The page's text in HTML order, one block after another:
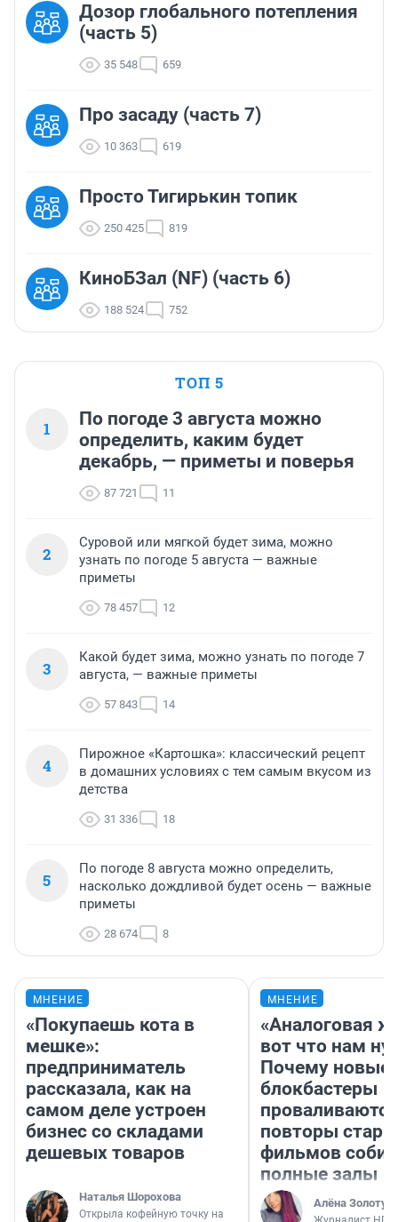
Дозор глобального потепления
(часть 5)
35 548 659
Про засаду (часть 7)
10 363 619
Просто Тигирькин топик
250 425 819
КиноБЗал (NF) (часть 6)
188 524 752
ТОП 5
1
По погоде 3 августа можно
определить, каким будет
декабрь, — приметы и поверья
87 721 11
2
Суровой или мягкой будет зима, можно
узнать по погоде 5 августа — важные
приметы
78 457 12
3
Какой будет зима, можно узнать по погоде 7
августа, — важные приметы
57 843 14
4
Пирожное «Картошка»: классический рецепт
в домашних условиях с тем самым вкусом из
детства
31 336 18
5
По погоде 8 августа можно определить,
насколько дождливой будет осень — важные
приметы
28 674 8
МНЕНИЕ
«Покупаешь кота в
мешке»:
предприниматель
рассказала, как на
самом деле устроен
бизнес со складами
дешевых товаров
Наталья Шорохова
Открыла кофейную точку на
МНЕНИЕ
«Аналоговая
вот что нам
Почему новые
блокбастеры
повторы
фильмов
полные залы
Алёна